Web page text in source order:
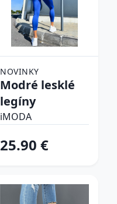
NOVINKY
Modré lesklé
legíny
iMODA
25.90 €